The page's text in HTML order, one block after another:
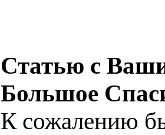
Статью с
Большое
К сожалению